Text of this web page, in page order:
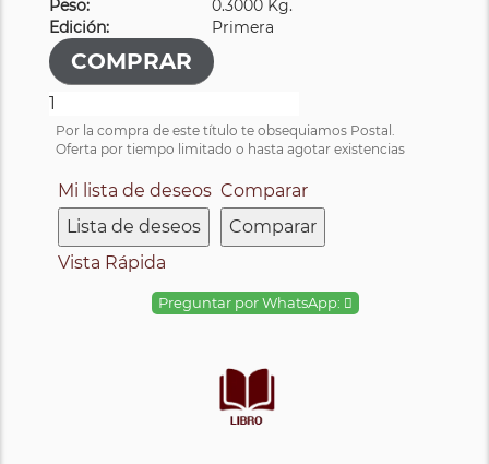
Peso:
0.3000 Kg.
Edición:
Primera
Por la compra de este título te obsequiamos Postal.
Oferta por tiempo limitado o hasta agotar existencias
Mi lista de deseos
Lista de deseos
Comparar
Comparar
Vista Rápida
Preguntar por WhatsApp: